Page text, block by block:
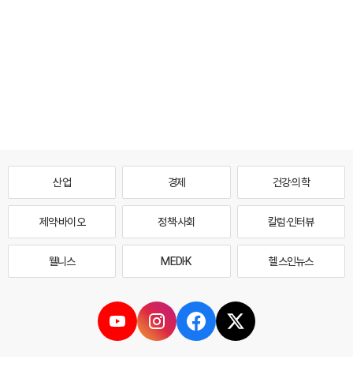
산업 경제 건강·의학
제약·바이오 정책·사회 칼럼·인터뷰
웰니스 MEDI·K 헬스인뉴스